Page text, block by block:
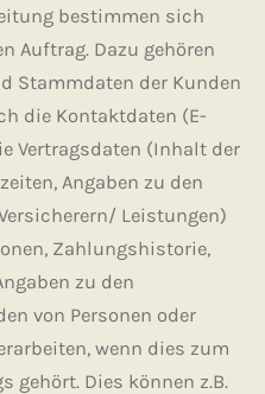
bestimmen sich
Auftrag. Dazu gehören
Stammdaten der Kunden
die Kontaktdaten (E-
Vertragsdaten (Inhalt der
Angaben zu den
Leistungen)
Zahlungshistorie,
zu den
von Personen oder
wenn dies zum
gehört. Dies können z.B.